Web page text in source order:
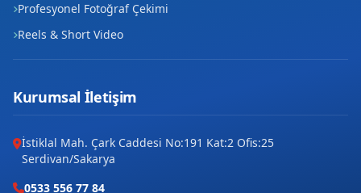
Profesyonel Fotoğraf Çekimi
Reels & Short Video
Kurumsal İletişim
İstiklal Mah. Çark Caddesi No:191 Kat:2 Ofis:25
Serdivan/Sakarya
0533 556 77 84